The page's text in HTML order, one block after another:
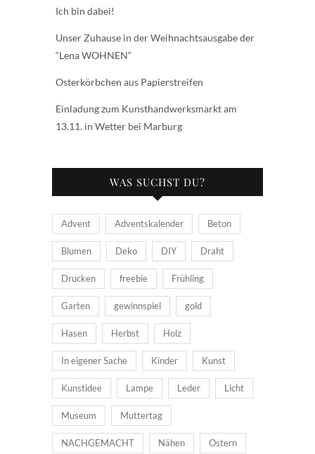
Ich bin dabei!
Unser Zuhause in der Weihnachtsausgabe der
“Lena WOHNEN“
Osterkörbchen aus Papierstreifen
Einladung zum Kunsthandwerksmarkt am
13.11. in Wetter bei Marburg
WAS SUCHST DU?
Advent Adventskalender Beton
Blumen Deko DIY Draht
Drucken freebie Frühling
Garten gewinnspiel gold
Hasen Herbst Holz
In eigener Sache Kinder Kunst
Kunstidee Lampe Leder Licht
Museum Muttertag
NACHGEMACHT Nähen Ostern